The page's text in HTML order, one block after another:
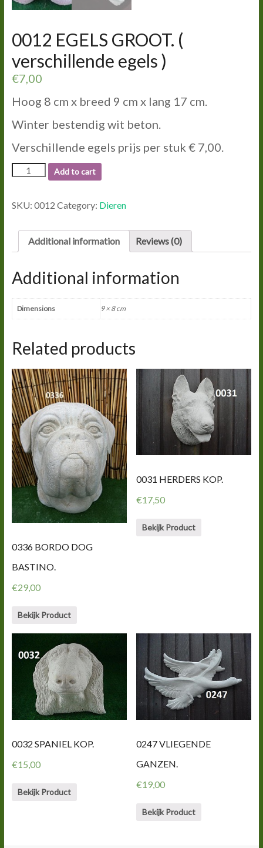
0012 EGELS GROOT. (
verschillende egels )
€7,00
Hoog 8 cm x breed 9 cm x lang 17 cm.
Winter bestendig wit beton.
Verschillende egels prijs per stuk € 7,00.
0012
EGELS
(
quantity
Add to cart
SKU: 0012 Category: Dieren
Additional information Reviews (0)
Additional information
Dimensions 9 × 8 cm
Related products
0336 BORDO DOG
BASTINO.
€29,00
Bekijk Product
0031 HERDERS KOP.
€17,50
Bekijk Product
0032 SPANIEL KOP.
€15,00
Bekijk Product
0247 VLIEGENDE
GANZEN.
€19,00
Bekijk Product